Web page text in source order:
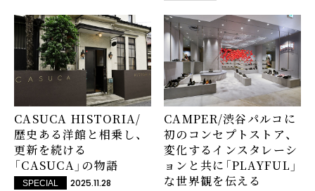
CASUCA HISTORIA/
歴史ある洋館と相乗し、
更新を続ける
「CASUCA」の物語
SPECIAL 2025.11.28
CAMPER/渋谷パルコに
初のコンセプトストア、
変化するインスタレーシ
ョンと共に「PLAYFUL」
な世界観を伝える